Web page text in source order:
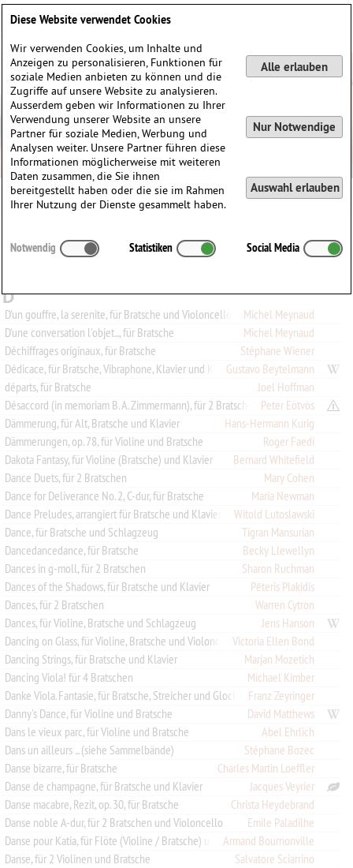
C D I J P
Q
T U Z 0-9
D
D'un gouffre, la serenite, für Bratsche und Violoncello
Michel Meynaud
D'une conversation l'objet..., für Bratsche
Michel Meynaud
Déchiffrages originaux, für Bratsche
Stéphane Wiener
Dédicace, für Bratsche, Vibraphone, Klavier und KontrabassGustavo Beytelmann
départs, für Bratsche
Joel Hoffman
Désaccord (in memoriam B. A. Zimmermann), für 2 Bratschen
Peter Eötvös
Dämmerung, für Alt, Bratsche und Klavier
Hans-Hermann Kurig
Dämmerungen, op. 78, für Violine und Bratsche
Roger Faedi
Dakota Fantasy, für Violine (Bratsche) und Klavier
Bernard Whitefield
Dance Duets, für 2 Bratschen
Mary Cohen
Dance for Deliverance No. 2, C-dur, für Bratsche
Maria Newman
Dance Preludes, arrangiert für Bratsche und Klavier
Witold Lutoslawski
Dance, für Bratsche und Schlagzeug
Tigran Mansurian
Dancedancedance, für Bratsche
Becky Llewellyn
Dances in g-moll, für 2 Bratschen
Sharon Ruchman
Dances of the Shadows, für Bratsche und Klavier
Pēteris Plakidis
Dances, für 2 Bratschen
Warren Cytron
Dances, für Violine, Bratsche und Schlagzeug
Jens Hanson
Dancing on Glass, für Violine, Bratsche und VioloncelloVictoria Ellen Bond
Dancing Strings, für Bratsche und Klavier
Marjan Mozetich
Dancing Viola! für 4 Bratschen
Michael Kimber
Danke Viola. Fantasie, für Bratsche, Streicher und GlockenspielFranz Zeyringer
Danny's Dance, für Violine und Bratsche
David Matthews
Dans le vieux parc, für Violine und Bratsche
Abel Ehrlich
Dans un ailleurs ... (siehe Sammelbände)
Stéphane Bozec
Danse bizarre, für Bratsche
Charles Martin Loeffler
Danse de champagne, für Bratsche und Klavier
Jacques Veyrier
Danse macabre, Rezit, op. 30, für Bratsche
Christa Heydebrand
Danse noble A-dur, für 2 Bratschen und Violoncello
Emile Paladilhe
Danse pour Katia, für Flöte (Violine / Bratsche) und KlavierArmand Bournonville
Danse, für 2 Violinen und Bratsche
Salvatore Sciarrino
Diese Website verwendet Cookies
Wir verwenden Cookies, um Inhalte und
Anzeigen zu personalisieren, Funktionen für
soziale Medien anbieten zu können und die
Zugriffe auf unsere Website zu analysieren.
Ausserdem geben wir Informationen zu Ihrer
Verwendung unserer Website an unsere
Partner für soziale Medien, Werbung und
Analysen weiter. Unsere Partner führen diese
Informationen möglicherweise mit weiteren
Daten zusammen, die Sie ihnen
bereitgestellt haben oder die sie im Rahmen
Ihrer Nutzung der Dienste gesammelt haben.
Alle erlauben
Nur Notwendige
Auswahl erlauben
Notwendig Statistiken Social Media